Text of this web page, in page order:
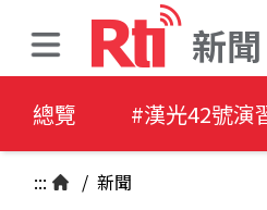
新聞
總覽 #漢光42號演
::: / 新聞